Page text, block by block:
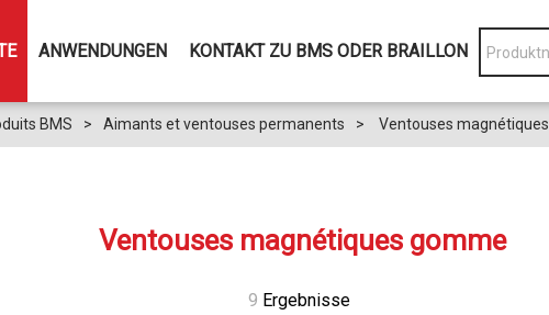
ANWENDUNGEN KONTAKT ZU BMS ODER BRAILLON
BMS > Aimants et ventouses permanents > Ventouses magnétiques
Ventouses magnétiques gomme
9 Ergebnisse